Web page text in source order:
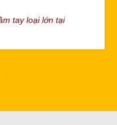
tay loại lớn tại